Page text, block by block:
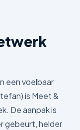
een voelbaar
is Meet &
De aanpak is
gebeurt, helder